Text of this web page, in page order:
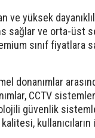
yüksek
sağlar ve orta-üst
sınıf fiyatlara
donanımlar
CCTV
güvenlik
kullanıcıların